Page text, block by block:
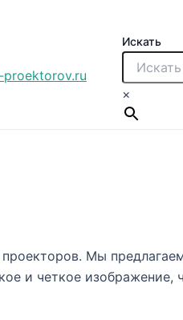
Искать
×
Мы
и четкое изображение,